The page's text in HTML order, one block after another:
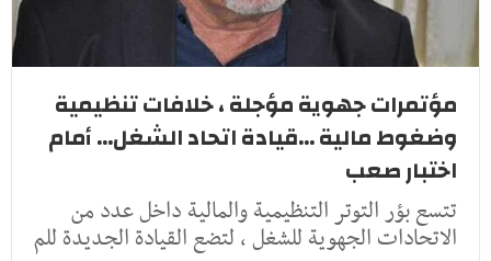
مؤتمرات جهوية مؤجلة ، خلافات تنظيمية
وضغوط مالية ...قيادة اتحاد الشغل... أمام
اختبار صعب
تتسع بؤر التوتر التنظيمية والمالية داخل عدد من
الاتحادات الجهوية للشغل ، لتضع القيادة الجديدة للم